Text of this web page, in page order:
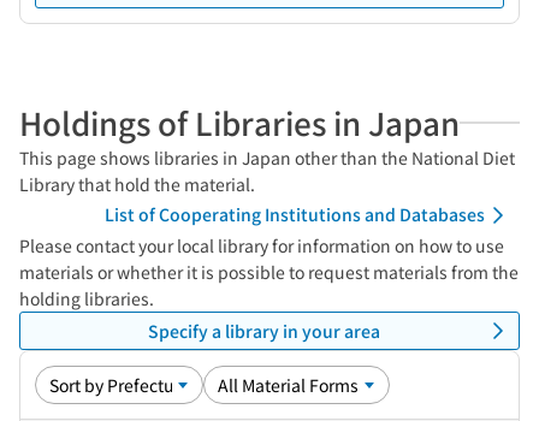
Holdings of Libraries in Japan
This page shows libraries in Japan other than the National Diet
Library that hold the material.
List of Cooperating Institutions and Databases
Please contact your local library for information on how to use
materials or whether it is possible to request materials from the
holding libraries.
Specify a library in your area